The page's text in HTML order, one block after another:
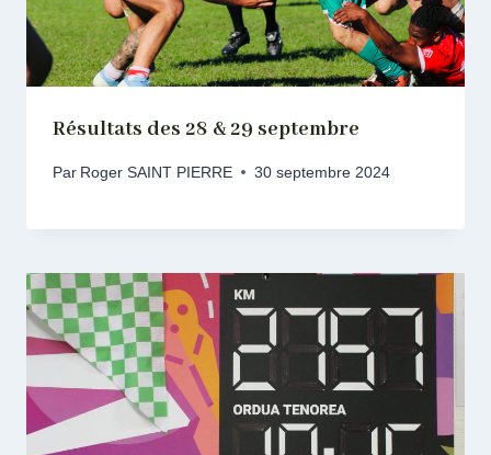
Résultats des 28 & 29 septembre
Par Roger SAINT PIERRE 30 septembre 2024